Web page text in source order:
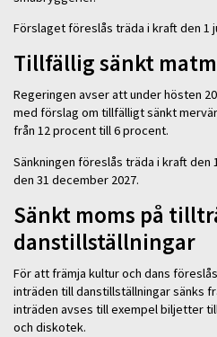
Förslaget föreslås träda i kraft den 1
Tillfällig sänkt
Regeringen avser att under hösten
med förslag om tillfälligt sänkt
från 12 procent till 6 procent.
Sänkningen föreslås träda i kraft den
den 31 december 2027.
Sänkt moms på
danstillställningar
För att främja kultur och dans
inträden till danstillställningar sänks
inträden avses till exempel biljetter
och diskotek.